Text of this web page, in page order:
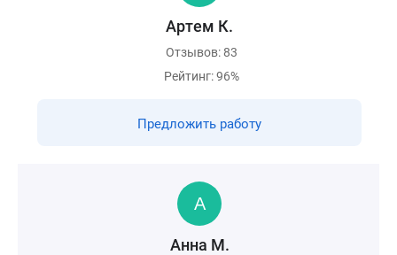
Артем К.
Отзывов: 83
Рейтинг: 96%
Предложить работу
Анна М.